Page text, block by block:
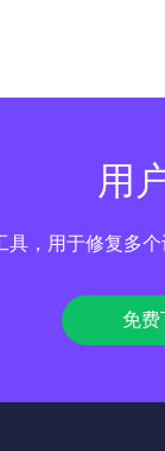
用
，用于修复多
免费